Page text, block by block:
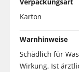
Karton
Warnhinweise
Schädlich für
Wirkung. Ist